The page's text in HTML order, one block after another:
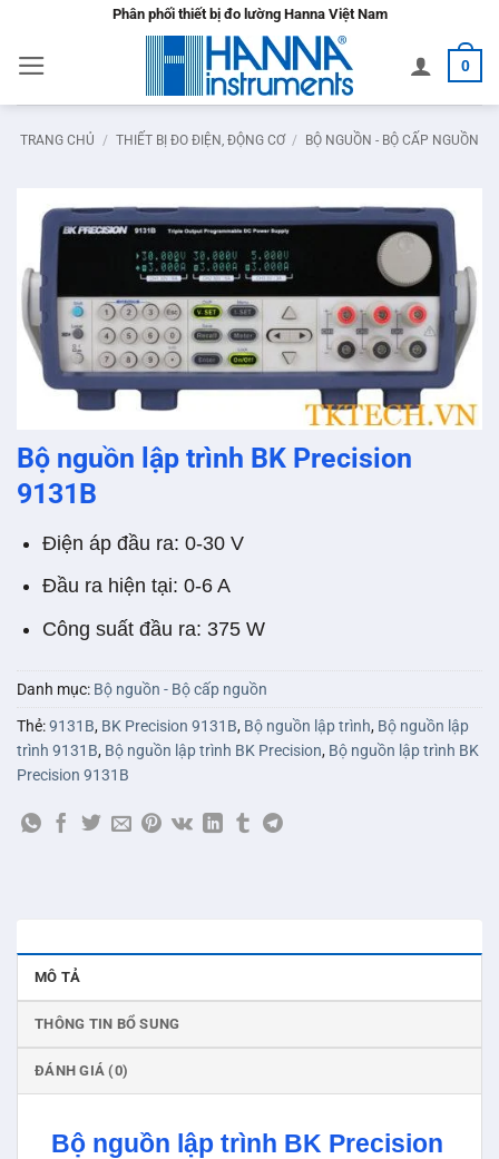
nội
dung
Phân phối thiết bị đo lường Hanna Việt Nam
0
TRANG CHỦ / THIẾT BỊ ĐO ĐIỆN, ĐỘNG CƠ / BỘ NGUỒN - BỘ CẤP NGUỒN
Bộ nguồn lập trình BK Precision
9131B
Điện áp đầu ra: 0-30 V
Đầu ra hiện tại: 0-6 A
Công suất đầu ra: 375 W
Danh mục: Bộ nguồn - Bộ cấp nguồn
Thẻ:9131B, BK Precision 9131B, Bộ nguồn lập trình, Bộ nguồn lập
trình 9131B, Bộ nguồn lập trình BK Precision, Bộ nguồn lập trình BK
Precision 9131B
MÔ TẢ
THÔNG TIN BỔ SUNG
ĐÁNH GIÁ (0)
Bộ nguồn lập trình BK Precision